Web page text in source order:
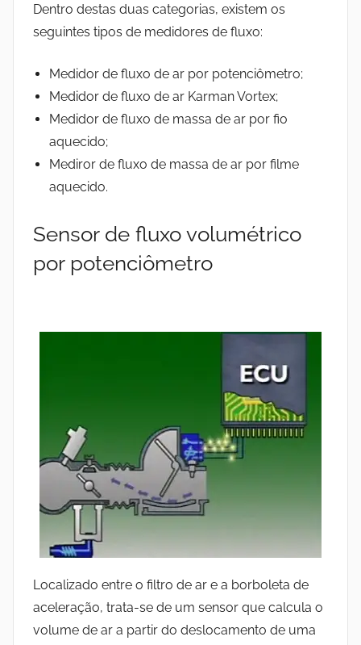
Dentro destas duas categorias, existem os
seguintes tipos de medidores de fluxo:
Medidor de fluxo de ar por potenciômetro;
Medidor de fluxo de ar Karman Vortex;
Medidor de fluxo de massa de ar por fio
aquecido;
Mediror de fluxo de massa de ar por filme
aquecido.
Sensor de fluxo volumétrico
por potenciômetro
Localizado entre o filtro de ar e a borboleta de
aceleração, trata-se de um sensor que calcula o
volume de ar a partir do deslocamento de uma